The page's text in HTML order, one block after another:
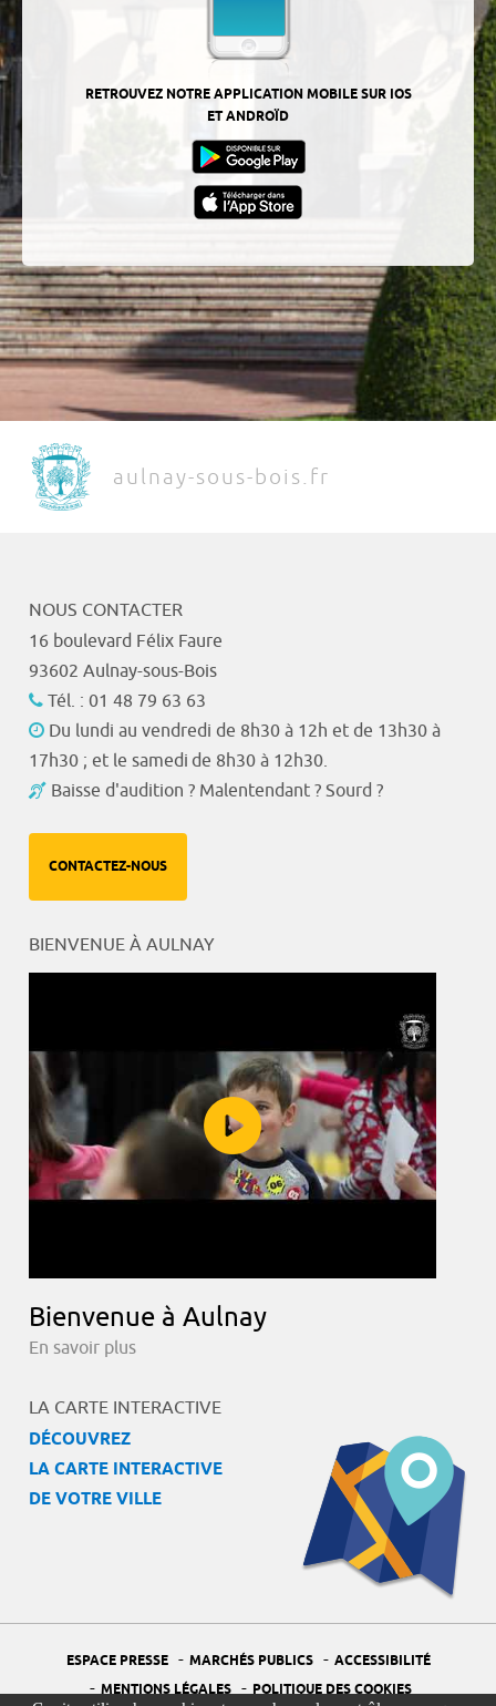
RETROUVEZ NOTRE APPLICATION MOBILE SUR IOS
ET ANDROÏD
aulnay-sous-bois.fr
NOUS CONTACTER
16 boulevard Félix Faure
93602 Aulnay-sous-Bois
Tél. : 01 48 79 63 63
Du lundi au vendredi de 8h30 à 12h et de 13h30 à
17h30 ; et le samedi de 8h30 à 12h30.
Baisse d'audition ? Malentendant ? Sourd ?
CONTACTEZ-NOUS
BIENVENUE À AULNAY
Bienvenue à Aulnay
En savoir plus
LA CARTE INTERACTIVE
DÉCOUVREZ
LA CARTE INTERACTIVE
DE VOTRE VILLE
ESPACE PRESSE - MARCHÉS PUBLICS - ACCESSIBILITÉ
- MENTIONS LÉGALES - POLITIQUE DES COOKIES